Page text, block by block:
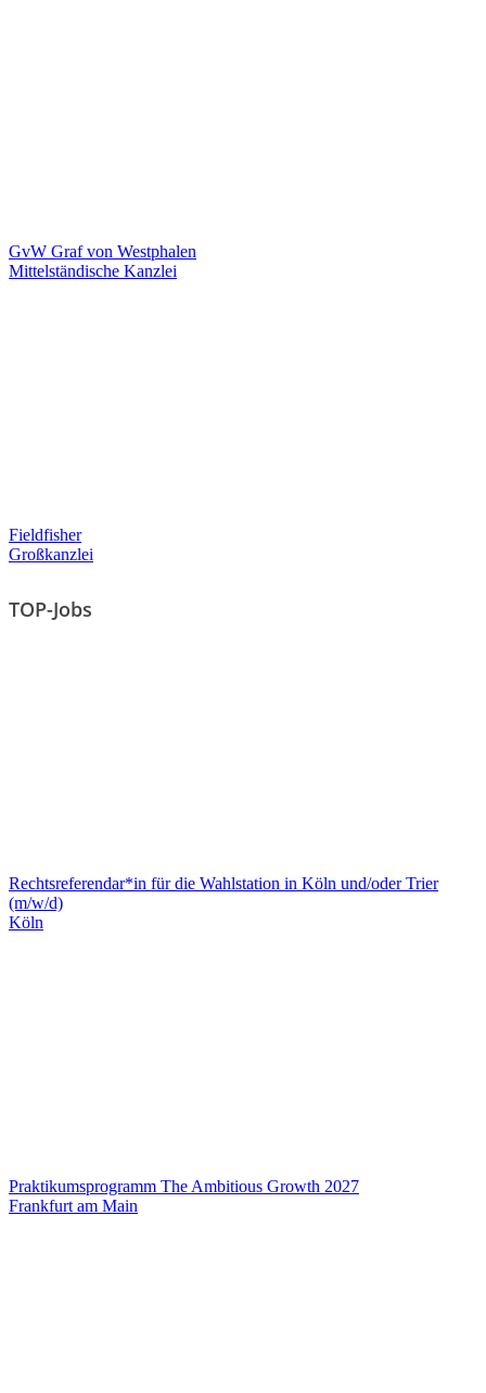
GvW Graf von Westphalen
Mittelständische Kanzlei
Fieldfisher
Großkanzlei
TOP-Jobs
Rechtsreferendar*in für die Wahlstation in Köln und/oder Trier
(m/w/d)
Köln
Praktikumsprogramm The Ambitious Growth 2027
Frankfurt am Main